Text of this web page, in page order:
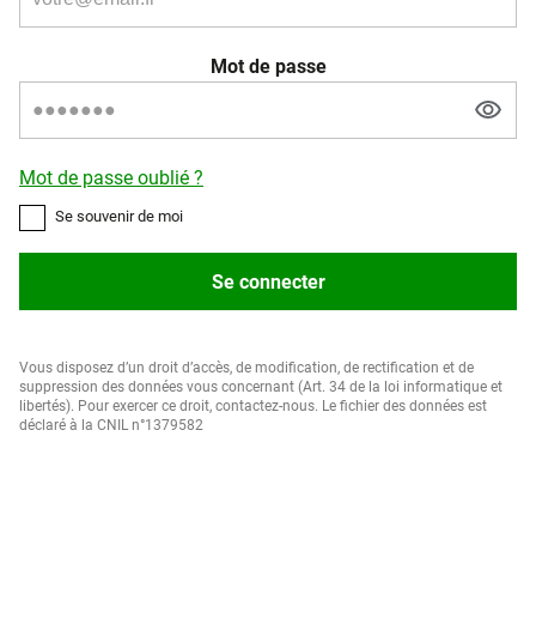
Mot de passe
Mot de passe oublié ?
Se souvenir de moi
Se connecter
Vous disposez d’un droit d’accès, de modification, de rectification et de
suppression des données vous concernant (Art. 34 de la loi informatique et
libertés). Pour exercer ce droit, contactez-nous. Le fichier des données est
déclaré à la CNIL n°1379582